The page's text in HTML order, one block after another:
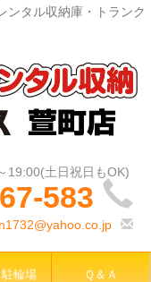
ンタル収納庫・トランク
583
輪場 Ｑ＆Ａ